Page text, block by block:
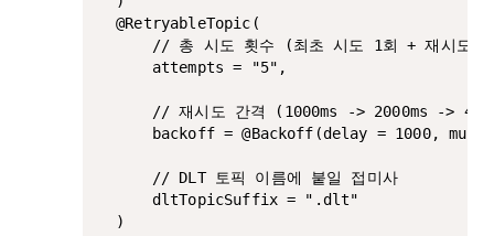
  @RetryableTopic(
// 총 시도 횟수 (최초 시도 1회 + 재시도 4
      attempts = "5",
// 재시도 간격 (1000ms -> 2000ms ->
backoff = @Backoff(delay = 1000,
      // DLT 토픽 이름에 붙일 접미사
      dltTopicSuffix = ".dlt"
  )